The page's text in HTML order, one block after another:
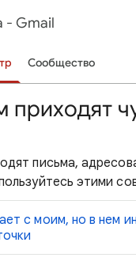
- Gmail
Сообщество
приходят
письма,
этими
с моим, но в нем